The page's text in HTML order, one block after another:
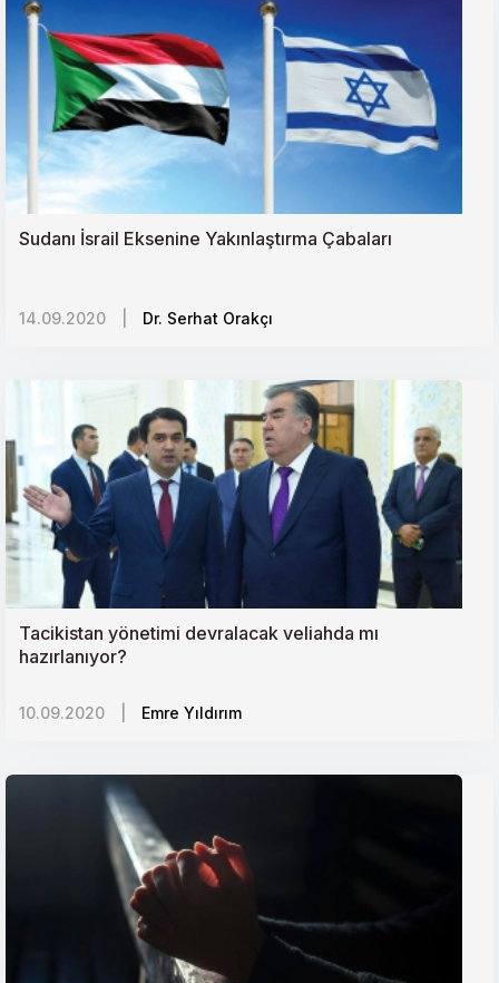
Sudanı İsrail Eksenine Yakınlaştırma Çabaları
14.09.2020 Dr. Serhat Orakçı
Tacikistan yönetimi devralacak veliahda mı
hazırlanıyor?
10.09.2020 Emre Yıldırım